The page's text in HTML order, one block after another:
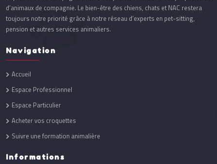
d’animaux de compagnie. Le bien-être des chiens, chats et NAC restera
toujours notre priorité grâce à notre réseau d’experts en pet-sitting,
pension et autres services animaliers.
Navigation
Accueil
Espace Professionnel
Espace Particulier
Acheter vos croquettes
Suivre une formation animalière
Informations